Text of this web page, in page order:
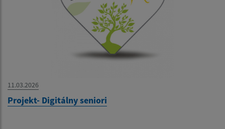
11.03.2026
Projekt- Digitálny seniori